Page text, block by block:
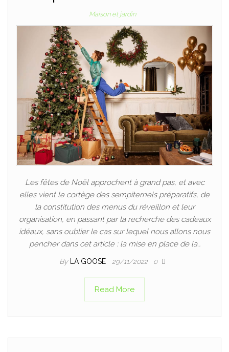
Maison et jardin
Les fêtes de Noël approchent à grand pas, et avec
elles vient le cortège des sempiternels préparatifs, de
la constitution des menus du réveillon et leur
organisation, en passant par la recherche des cadeaux
idéaux, sans oublier le cas sur lequel nous allons nous
pencher dans cet article : la mise en place de la…
By LA GOOSE 29/11/2022 0
Read More